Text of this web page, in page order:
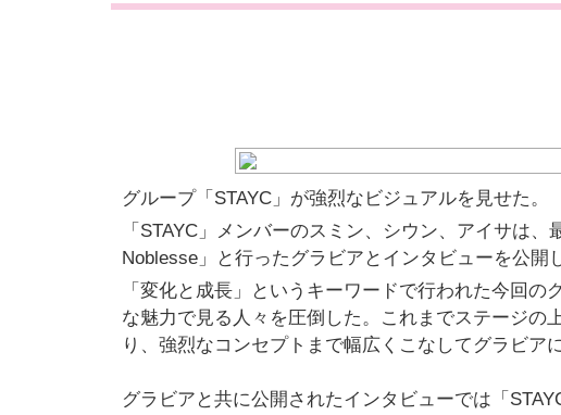
グループ「STAYC」が強烈なビジュアルを見せた。
「STAYC」メンバーのスミン、シウン、アイサは
Noblesse」と行ったグラビアとインタビューを公開
「変化と成長」というキーワードで行われた今回
な魅力で見る人々を圧倒した。これまでステージの
り、強烈なコンセプトまで幅広くこなしてグラビア
グラビアと共に公開されたインタビューでは「